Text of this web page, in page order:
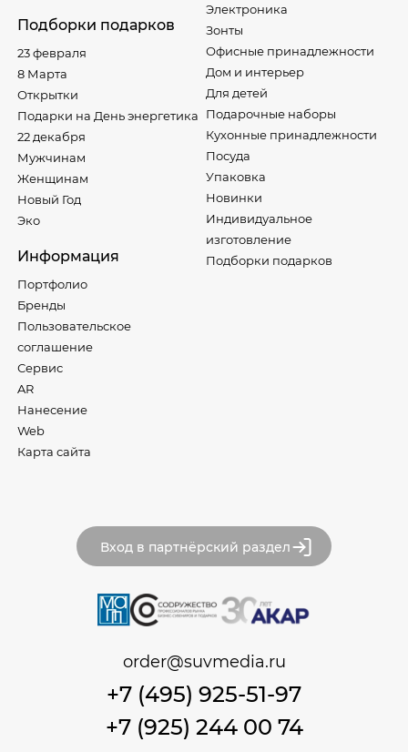
Подборки подарков
23 февраля
8 Марта
Открытки
Подарки на День энергетика
22 декабря
Мужчинам
Женщинам
Новый Год
Эко
Информация
Портфолио
Бренды
Пользовательское
соглашение
Сервис
AR
Нанесение
Web
Карта сайта
Электроника
Зонты
Офисные принадлежности
Дом и интерьер
Для детей
Подарочные наборы
Кухонные принадлежности
Посуда
Упаковка
Новинки
Индивидуальное
изготовление
Подборки подарков
Вход в партнёрский раздел
+7 (495) 925-51-97
+7 (925) 244 00 74
order@suvmedia.ru